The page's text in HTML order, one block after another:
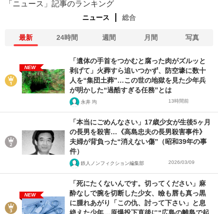
「ニュース」記事のランキング
ニュース 総合
最新 24時間 週間 月間 写真
NEW
「遺体の手首をつかむと腐った肉がズルッと
剥げて」火葬すら追いつかず、防空壕に数十
人を“集団土葬”…この世の地獄を見た少年兵
が明かした“過酷すぎる任務”とは
永井 均 13時間前
「本当にごめんなさい」17歳少女が生後5ヶ月
の長男を殺害…《高島忠夫の長男殺害事件》
夫婦が背負った“消えない傷”（昭和39年の事
件）
鉄人ノンフィクション編集部 2026/03/09
NEW
「死にたくないんです。切ってください」麻
酔なしで腕を切断した少女、瞼も唇も真っ黒
に腫れあがり「この仇、討って下さい」と息
絶えた少年…原爆投下直後に“広島の離島で起